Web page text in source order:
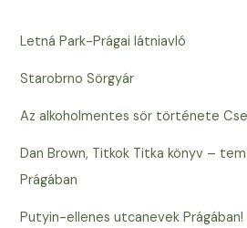
Letná Park-Prágai látniavló
Starobrno Sörgyár
Az alkoholmentes sör története
Dan Brown, Titkok Titka könyv –
Prágában
Putyin-ellenes utcanevek Prágában!